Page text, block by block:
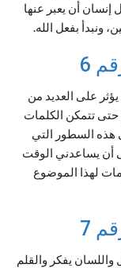
أن يعبر عنها
ونبدأ بفعل الله.
6
يؤثر على العديد من
حتى تتمكن الكلمات
هذه السطور التي
أن يساعدني الوقت
لهذا الموضوع
7
يفكر والقلم